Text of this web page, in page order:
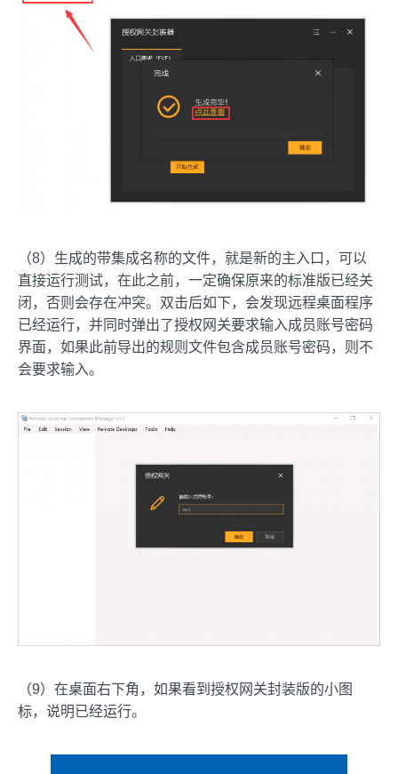
（8）生成的带集成名称的文件，就是新的主入口，可以
直接运行测试，在此之前，一定确保原来的标准版已经关
闭，否则会存在冲突。双击后如下，会发现远程桌面程序
已经运行，并同时弹出了授权网关要求输入成员账号密码
界面，如果此前导出的规则文件包含成员账号密码，则不
会要求输入。
（9）在桌面右下角，如果看到授权网关封装版的小图
标，说明已经运行。